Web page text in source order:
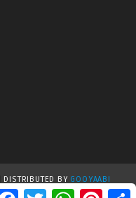
T W P
| DISTRIBUTED BY GOOYAABI